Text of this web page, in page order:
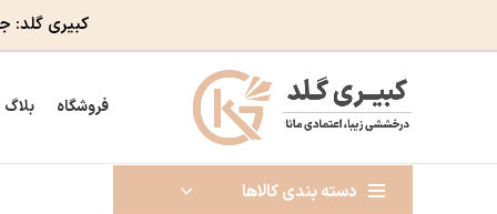
کبیری گلد:
فروشگاه بلاگ
دسته بندی کالاها